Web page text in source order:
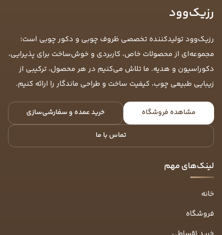
رزیک‌وود
رزیک‌وود تولیدکننده تخصصی ظروف چوبی و دکور چوبی است؛
مجموعه‌ای از محصولات خاص، کاربردی و خوش‌ساخت برای پذیرایی،
دکوراسیون و هدیه. ما تلاش می‌کنیم در هر محصول، ترکیبی از
زیبایی طبیعی چوب، کیفیت ساخت و طراحی ماندگار را ارائه کنیم.
مشاهده فروشگاه خرید عمده و سفارشی‌سازی
تماس با ما
لینک‌های مهم
خانه
فروشگاه